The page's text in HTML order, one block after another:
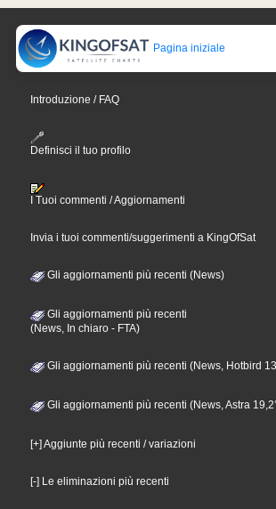
Pagina iniziale
Introduzione / FAQ
Definisci il tuo profilo
I Tuoi commenti / Aggiornamenti
Invia i tuoi commenti/suggerimenti a KingOfSat
Gli aggiornamenti più recenti (News)
Gli aggiornamenti più recenti
(News, In chiaro - FTA)
Gli aggiornamenti più recenti (News, Hotbird
Gli aggiornamenti più recenti (News, Astra
[+] Aggiunte più recenti / variazioni
[-] Le eliminazioni più recenti